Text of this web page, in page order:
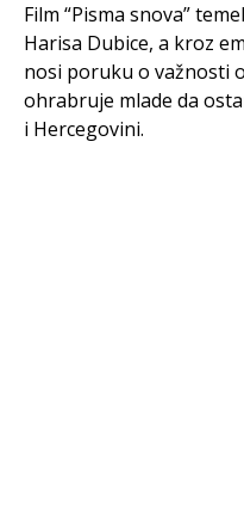
Film “Pisma snova”
Harisa Dubice, a kroz
nosi poruku o važnosti
ohrabruje mlade da
i Hercegovini.